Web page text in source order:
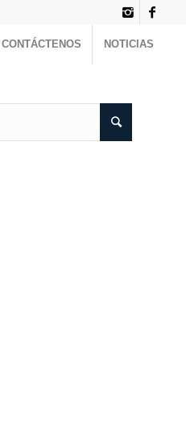
CONTÁCTENOS NOTICIAS